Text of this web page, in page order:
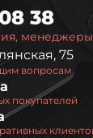
менеджеры
38
75
вопросам
покупателей